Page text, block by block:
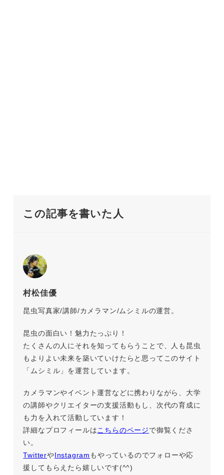
この記事を書いた人
村松佳優
昆虫写真家/講師/カメラマン/ムシミルの運営。
昆虫の面白い！魅力たっぷり！
たくさんの人にそれを知ってもらうことで、人も昆虫
もよりよい未来を築いていけたらと思ってこのサイト
「ムシミル」を運営しています。
カメラマンやイベント運営などに携わりながら、大学
の講師やクリエイターの支援活動もし、次代の育成に
も力を入れて活動しています！
詳細なプロフィールはこちらのページで御覧くださ
い。
TwitterやInstagram もやっているのでフォローや応
援してもらえたら嬉しいです(^^)